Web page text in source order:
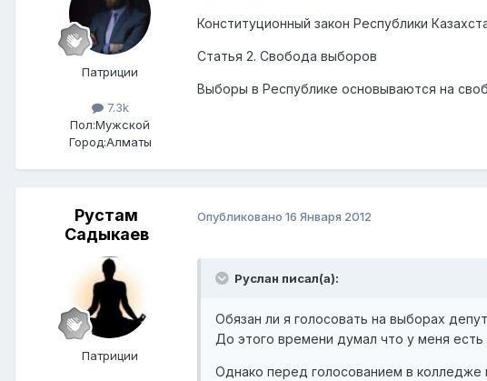
Патриции
7.3k
Пол:Мужской
Город:Алматы
Конституционный закон Республики
Статья 2. Свобода выборов
Выборы в Республике основываются на
Рустам
Садыкаев
Патриции
Опубликовано 16 Января 2012
Руслан писал(а):
Обязан ли я голосовать на выборах
До этого времени думал что у меня
Однако перед голосованием в колледже